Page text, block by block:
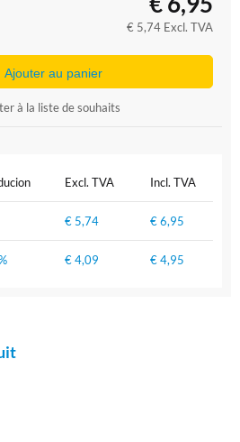
€ 5,74 Excl. TVA
Ajouter au panier
à la liste de souhaits
Excl. TVA Incl. TVA
€ 5,74 €6,95
€4,09 €4,95